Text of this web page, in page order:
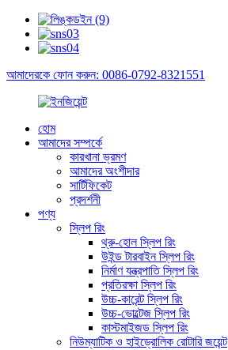
আমাদেরকে ফোন করুন: 0086-0792-8321551
হোম
আমাদের সম্পর্কে
কারখানা ভ্রমণ
আমাদের অংশীদার
সার্টিফিকেট
প্রদর্শনী
পণ্য
স্লিপ রিং
থ্রু-হোল স্লিপ রিং
উইন্ড টারবাইন স্লিপ রিং
নির্মাণ যন্ত্রপাতি স্লিপ রিং
প্রতিরক্ষা স্লিপ রিং
উচ্চ-কারেন্ট স্লিপ রিং
উচ্চ-ভোল্টেজ স্লিপ রিং
কাস্টমাইজড স্লিপ রিং
নিউম্যাটিক ও হাইড্রোলিক রোটারি জয়েন্ট